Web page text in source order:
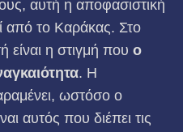
αυτή η αποφασιστική
από το Καράκας. Στο
είναι η στιγμή που ο
. Η
ωστόσο ο
αυτός που διέπει τις